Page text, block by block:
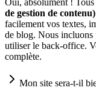
Oui, absolument !
de gestion de contenu)
facilement vos textes,
de blog. Nous incluons
utiliser le back-office.
complète.
Mon site sera-t-il